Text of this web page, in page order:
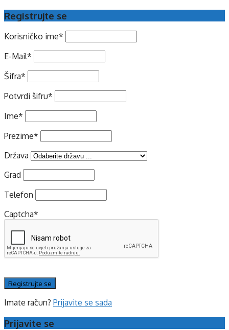
Registrujte se
Korisničko ime*
E-Mail*
Šifra*
Potvrdi šifru*
Ime*
Prezime*
Država
Grad
Telefon
Captcha*
Imate račun? Prijavite se sada
Prijavite se